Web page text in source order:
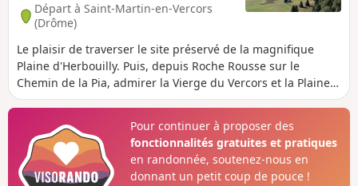
Départ à Saint-Martin-en-Vercors
(Drôme)
Le plaisir de traverser le site préservé de la magnifique
Plaine d'Herbouilly. Puis, depuis Roche Rousse sur le
Chemin de la Pia, admirer la Vierge du Vercors et la Plaine
de Saint-Martin. Ensuite, en passant par le Belvédère des
regard.
Pour continuer à proposer des
fonctionnalités gratuites et pratiques
en randonnée, soutenez-nous en
donnant un petit coup de pouce !